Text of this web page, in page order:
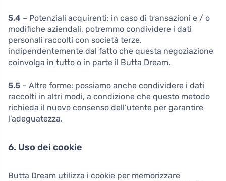
5.4 – Potenziali acquirenti: in caso di transazioni e / o
modifiche aziendali, potremmo condividere i dati
personali raccolti con società terze,
indipendentemente dal fatto che questa negoziazione
coinvolga in tutto o in parte il Butta Dream.
5.5 – Altre forme: possiamo anche condividere i dati
raccolti in altri modi, a condizione che questo metodo
richieda il nuovo consenso dell’utente per garantire
l’adeguatezza.
6. Uso dei cookie
Butta Dream utilizza i cookie per memorizzare